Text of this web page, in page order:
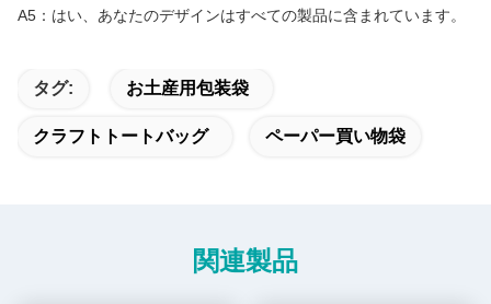
A5：はい、あなたのデザインはすべての製品に含まれています。
タグ: お土産用包装袋
クラフトトートバッグ ペーパー買い物袋
関連製品